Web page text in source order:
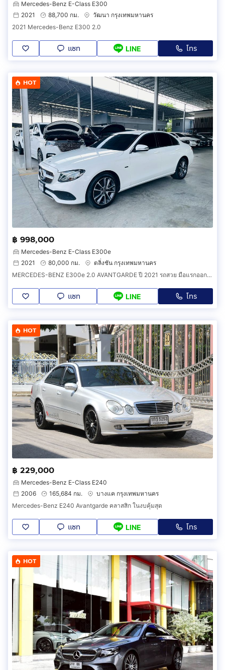
____________________________________________
#CARSX #CARSXอ่อนนุช#คาร์สเอ็กซ์ #ออกรถ55บาท
แพง #รถสวย #ส่งทั่วไทย#MERCEDES-
BENZ#E300#1P2619
Mercedes-Benz E-Class E300
2021
88,700 กม.
วัฒนา กรุงเทพมหานคร
2021 Mercedes-Benz E300 2.0
แชท LINE โทร
HOT
฿ 998,000
Mercedes-Benz E-Class E300e
2021
80,000 กม.
ตลิ่งชัน กรุงเทพมหานคร
MERCEDES-BENZ E300e 2.0 AVANTGARDE ปี 2021 รถสวย มือแรกออกห้าง พร้อมใช้ ไมล์น้อย รับประกันตัวถังสวย
แชท LINE โทร
HOT
฿ 229,000
Mercedes-Benz E-Class E240
2006
165,684 กม.
บางแค กรุงเทพมหานคร
Mercedes-Benz E240 Avantgarde คลาสสิก ในงบคุ้มสุด
แชท LINE โทร
HOT